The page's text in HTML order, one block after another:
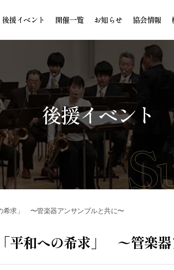
後援イベント 開催一覧 お知らせ 協会情報
後援イベント
希求」 〜管楽器アンサンブルと共に〜
平和への希求」 〜管楽